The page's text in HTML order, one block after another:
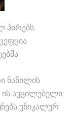
პირებს
ნაწილის
ის აუცილებელი
უნიკალურ